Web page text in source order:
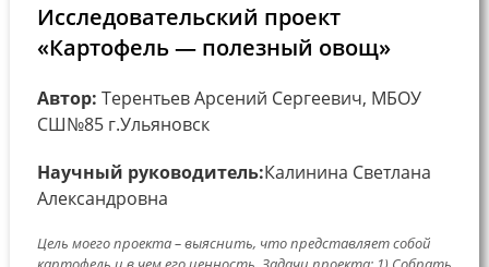
Исследовательский проект
«Картофель — полезный овощ»
Автор: Терентьев Арсений Сергеевич, МБОУ
СШ№85 г.Ульяновск
Научный руководитель:Калинина Светлана
Александровна
Цель моего проекта – выяснить, что представляет собой